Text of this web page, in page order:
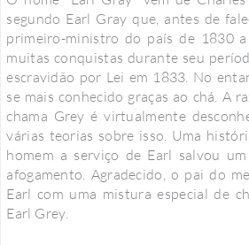
segundo Earl Gray que, antes de
primeiro-ministro do país de 1830
muitas conquistas durante seu
escravidão por Lei em 1833. No
se mais conhecido graças ao chá. A
chama Grey é virtualmente
várias teorias sobre isso. Uma
homem a serviço de Earl salvou
afogamento. Agradecido, o pai do
Earl com uma mistura especial de
Earl Grey.